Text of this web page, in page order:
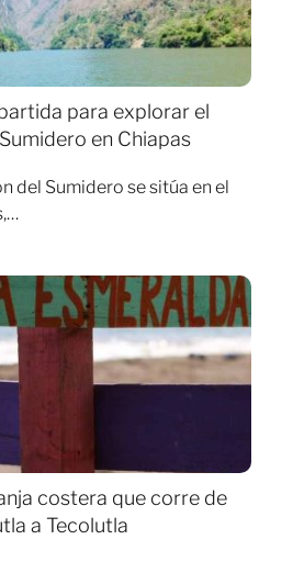
para explorar el
en Chiapas
del Sumidero se sitúa en el
costera que corre de
a Tecolutla